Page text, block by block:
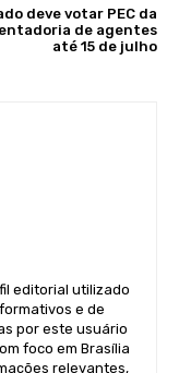
deve votar PEC da
de agentes
até 15 de julho
editorial utilizado
e de
por este usuário
foco em Brasília
relevantes,